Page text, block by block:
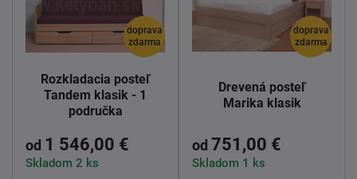
doprava
zdarma
Rozkladacia posteľ
Tandem klasik - 1
područka
od 1 546,00 €
Skladom 2 ks
doprava
zdarma
Drevená posteľ
Marika klasik
od 751,00 €
Skladom 1 ks